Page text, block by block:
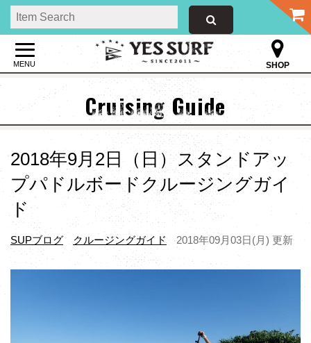
MENU SHOP
Cruising Guide
2018年9月2日（日）スタンドアッ
プパドルボードクルージングガイ
ド
SUPブログ クルージングガイド 2018年09月03日(月) 更新